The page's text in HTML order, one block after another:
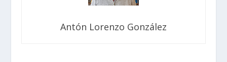
Antón Lorenzo González